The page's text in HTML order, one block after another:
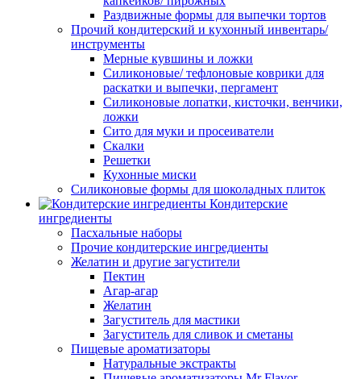
Раздвижные формы для выпечки тортов
Прочий кондитерский и кухонный инвентарь/
инструменты
Мерные кувшины и ложки
Силиконовые/ тефлоновые коврики для
раскатки и выпечки, пергамент
Силиконовые лопатки, кисточки, венчики,
ложки
Сито для муки и просеиватели
Скалки
Решетки
Кухонные миски
Силиконовые формы для шоколадных плиток
Кондитерские
ингредиенты
Пасхальные наборы
Прочие кондитерские ингредиенты
Желатин и другие загустители
Пектин
Агар-агар
Желатин
Загуститель для мастики
Загуститель для сливок и сметаны
Пищевые ароматизаторы
Натуральные экстракты